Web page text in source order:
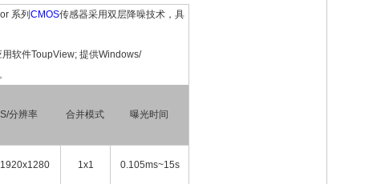
系列 CMOS传感器采用双层降噪技术，具
软件ToupView; 提供Windows/
分辨率 合并模式 曝光时间
1x1 0.105ms~15s